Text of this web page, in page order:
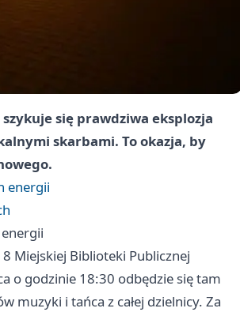
się prawdziwa eksplozja
skarbami. To okazja, by
energii
Miejskiej Biblioteki Publicznej
o godzinie 18:30 odbędzie się tam
muzyki i tańca z całej dzielnicy. Za